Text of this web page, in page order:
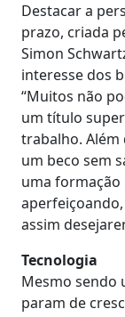
Destacar a
prazo, criada
Simon
interesse dos
“Muitos não
um título
trabalho. Além
um beco sem
uma
assim
Tecnologia
Mesmo sendo
param de